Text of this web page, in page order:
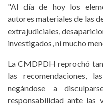
"Al día de hoy los
autores materiales de las
extrajudiciales,
investigados, ni mucho
La CMDPDH reprochó
las recomendaciones,
negándose a
responsabilidad ante las